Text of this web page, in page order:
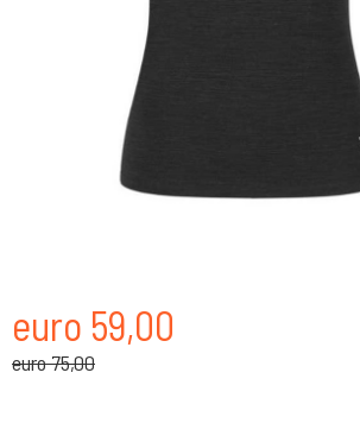
euro 59,00
euro 75,00